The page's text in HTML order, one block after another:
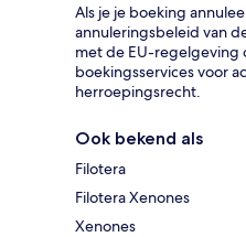
Als je je boeking
annuleringsbeleid van
met de EU-regelgeving
boekingsservices voor
herroepingsrecht.
Ook bekend als
Filotera
Filotera Xenones
Xenones